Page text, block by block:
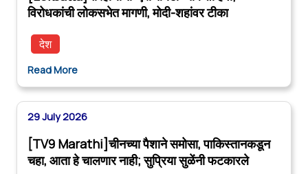
विरोधकांची लोकसभेत मागणी, मोदी-शहांवर टीका
देश
Read More
29 July 2026
[TV9 Marathi]चीनच्या पैशाने समोसा, पाकिस्तानकडून
चहा, आता हे चालणार नाही; सुप्रिया सुळेंनी फटकारले